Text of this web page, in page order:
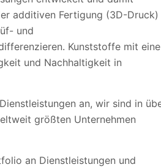
additiven Fertigung (3D-Druck)
und
Kunststoffe mit
und Nachhaltigkeit in
an, wir sind in
größten Unternehmen
an Dienstleistungen und